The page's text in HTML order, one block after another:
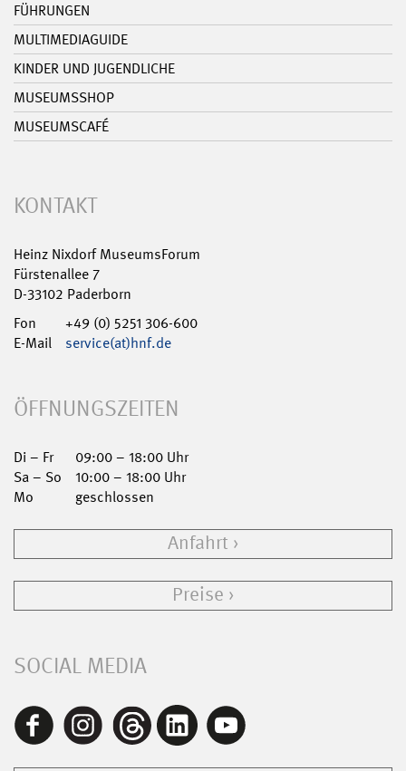
FÜHRUNGEN
MULTIMEDIAGUIDE
KINDER UND JUGENDLICHE
MUSEUMSSHOP
MUSEUMSCAFÉ
KONTAKT
Heinz Nixdorf MuseumsForum
Fürstenallee 7
D-33102 Paderborn
Fon
+49 (0) 5251 306-600
E-Mail
service(at)hnf.de
ÖFFNUNGSZEITEN
Di – Fr
09:00 – 18:00 Uhr
Sa – So
10:00 – 18:00 Uhr
Mo
geschlossen
Anfahrt
Preise
SOCIAL MEDIA